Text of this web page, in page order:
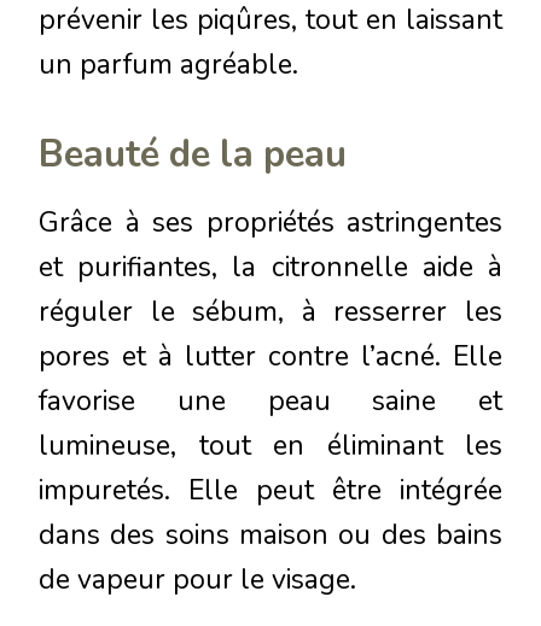
prévenir les piqûres, tout en laissant
un parfum agréable.
Beauté de la peau
Grâce à ses propriétés astringentes
et purifiantes, la citronnelle aide à
réguler le sébum, à resserrer les
pores et à lutter contre l’acné. Elle
favorise une peau saine et
lumineuse, tout en éliminant les
impuretés. Elle peut être intégrée
dans des soins maison ou des bains
de vapeur pour le visage.